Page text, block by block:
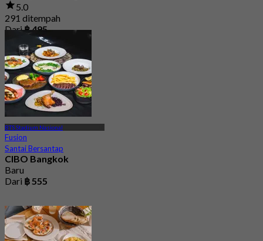
5.0
291 ditempah
Dari฿ 495
BTS Stadium Nasional
Fusion
Santai Bersantap
CIBO Bangkok
Baru
Dari ฿ 555